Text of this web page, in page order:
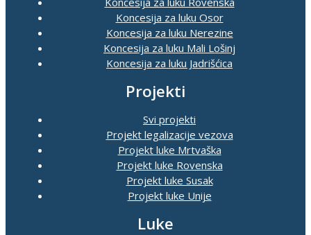
Koncesija za luku Osor
Koncesija za luku Nerezine
Koncesija za luku Mali Lošinj
Koncesija za luku Jadrišćica
Projekti
Svi projekti
Projekt legalizacije vezova
Projekt luke Mrtvaška
Projekt luke Rovenska
Projekt luke Susak
Projekt luke Unije
Luke